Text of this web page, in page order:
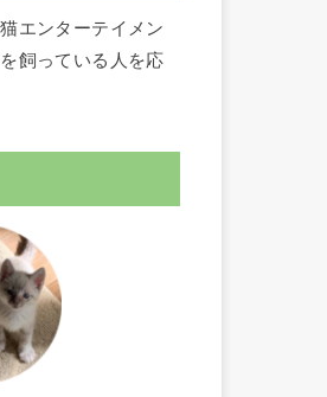
エンターテイメン
飼っている人を応